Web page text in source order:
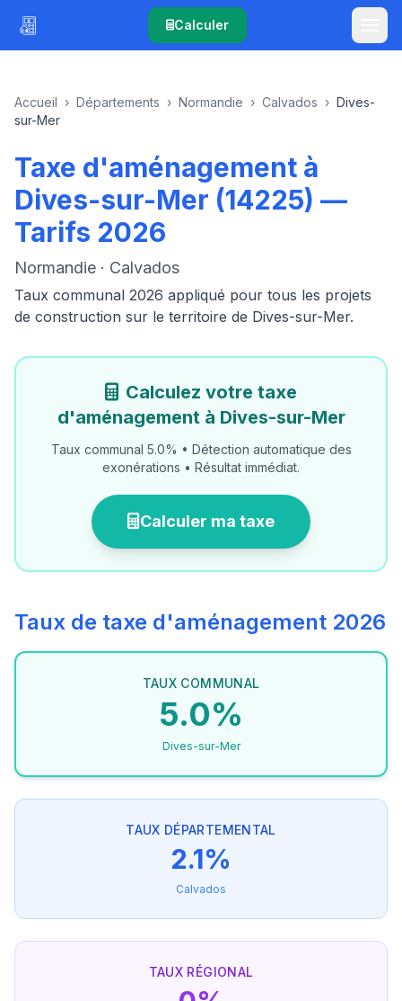
Calculer
Accueil › Départements › Normandie › Calvados › Dives-
sur-Mer
Taxe d'aménagement à
Dives-sur-Mer (14225) —
Tarifs 2026
Normandie · Calvados
Taux communal 2026 appliqué pour tous les projets
de construction sur le territoire de Dives-sur-Mer.
Calculez votre taxe
d'aménagement à Dives-sur-Mer
Taux communal 5.0% • Détection automatique des
exonérations • Résultat immédiat.
Calculer ma taxe
Taux de taxe d'aménagement 2026
TAUX COMMUNAL
5.0%
Dives-sur-Mer
TAUX DÉPARTEMENTAL
2.1%
Calvados
TAUX RÉGIONAL